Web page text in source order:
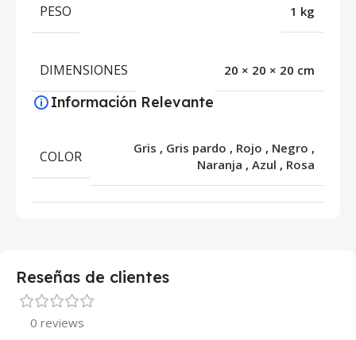
PESO 1 kg
DIMENSIONES 20 × 20 × 20 cm
Información Relevante
COLOR Gris , Gris pardo , Rojo , Negro ,
Naranja , Azul , Rosa
Reseñas de clientes
0 reviews